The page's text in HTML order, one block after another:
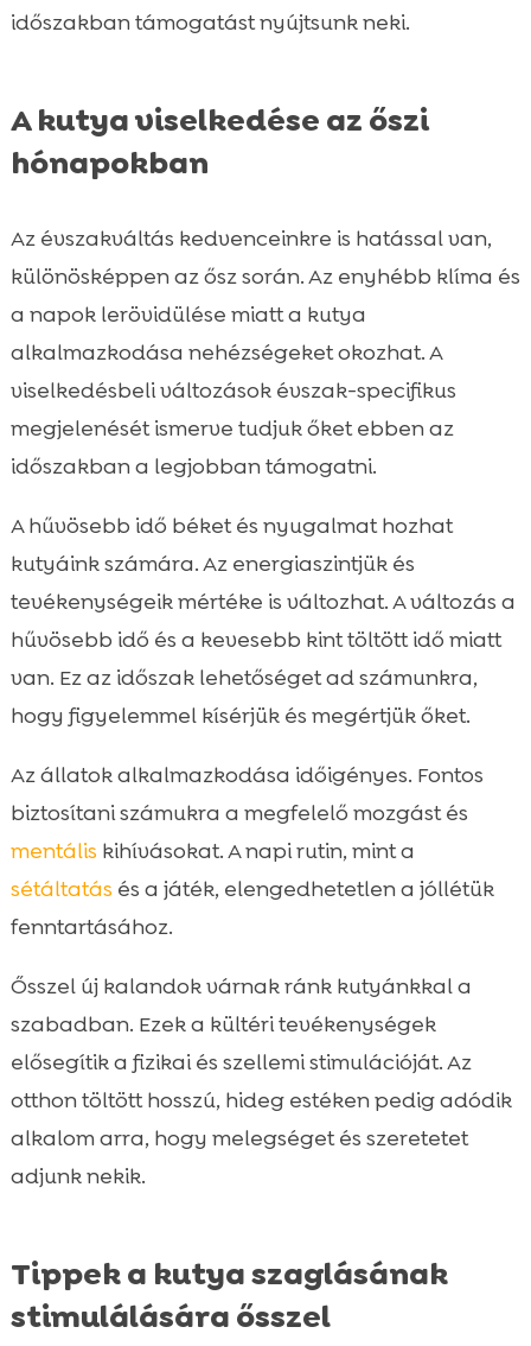
időszakban támogatást nyújtsunk neki.
A kutya viselkedése az őszi
hónapokban
Az évszakváltás kedvenceinkre is hatással van,
különösképpen az ősz során. Az enyhébb klíma és
a napok lerövidülése miatt a kutya
alkalmazkodása nehézségeket okozhat. A
viselkedésbeli változások évszak-specifikus
megjelenését ismerve tudjuk őket ebben az
időszakban a legjobban támogatni.
A hűvösebb idő béket és nyugalmat hozhat
kutyáink számára. Az energiaszintjük és
tevékenységeik mértéke is változhat. A változás a
hűvösebb idő és a kevesebb kint töltött idő miatt
van. Ez az időszak lehetőséget ad számunkra,
hogy figyelemmel kísérjük és megértjük őket.
Az állatok alkalmazkodása időigényes. Fontos
biztosítani számukra a megfelelő mozgást és
mentális kihívásokat. A napi rutin, mint a
sétáltatás és a játék, elengedhetetlen a jóllétük
fenntartásához.
Ősszel új kalandok várnak ránk kutyánkkal a
szabadban. Ezek a kültéri tevékenységek
elősegítik a fizikai és szellemi stimulációját. Az
otthon töltött hosszú, hideg estéken pedig adódik
alkalom arra, hogy melegséget és szeretetet
adjunk nekik.
Tippek a kutya szaglásának
stimulálására ősszel